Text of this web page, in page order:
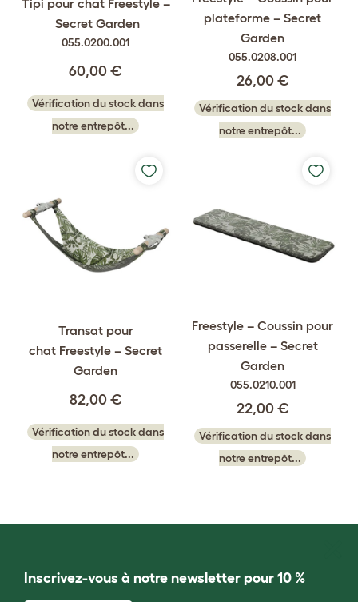
Tipi pour chat Freestyle –
Secret Garden
055.0200.001
60,00 €
Vérification du stock dans
notre entrepôt...
plateforme – Secret
Garden
055.0208.001
26,00 €
Vérification du stock dans
notre entrepôt...
Transat pour
chat Freestyle – Secret
Garden
82,00 €
Vérification du stock dans
notre entrepôt...
Freestyle – Coussin pour
passerelle – Secret
Garden
055.0210.001
22,00 €
Vérification du stock dans
notre entrepôt...
Inscrivez-vous à notre newsletter pour 10 %